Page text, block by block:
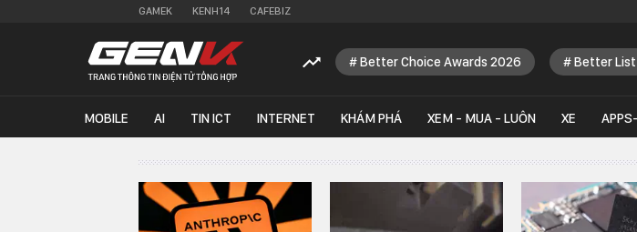
GAMEK KENH14 CAFEBIZ
Better Choice Awards 2026 Better List
MOBILE AI TIN ICT INTERNET KHÁM PHÁ XEM - MUA - LUÔN XE